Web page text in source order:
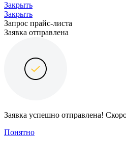
Закрыть
Закрыть
Запрос прайс-листа
Заявка отправлена
Заявка успешно отправлена!
Понятно